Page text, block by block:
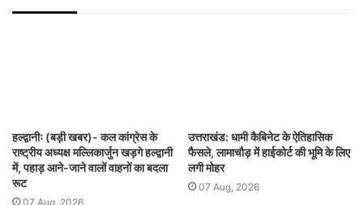
हल्द्वानीः (बड़ी खबर)- कल कांग्रेस के
राष्ट्रीय अध्यक्ष मल्लिकार्जुन खड़गे हल्द्वानी
में, पहाड़ आने-जाने वालों वाहनों का बदला
रूट
07 Aug, 2026
उत्तराखंड: धामी कैबिनेट के ऐतिहासिक
फैसले, लामाचौड़ में हाईकोर्ट की भूमि के लिए
लगी मोहर
07 Aug, 2026